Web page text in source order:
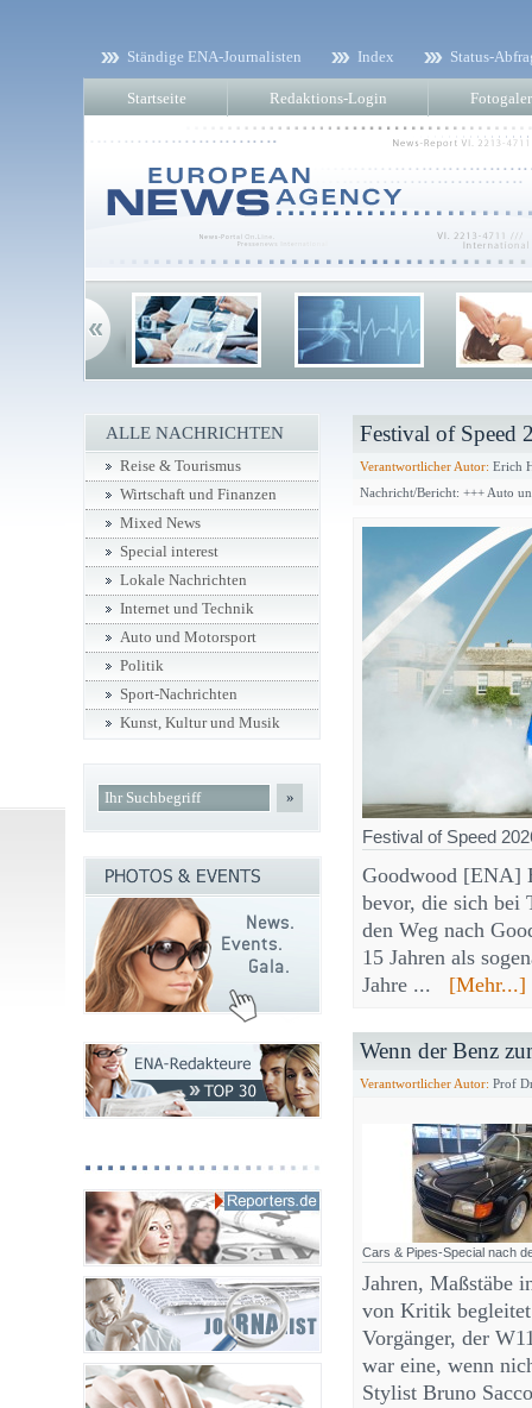
Ständige ENA-Journalisten Index Status-
Startseite Redaktions-Login
Festival of Speed
Verantwortlicher Autor: Erich
Nachricht/Bericht: +++ Auto
Festival of Speed
Goodwood [ENA]
bevor, die sich bei
den Weg nach
15 Jahren als
Jahre ... [Mehr...]
Wenn der Benz
Verantwortlicher Autor: Prof
Cars & Pipes-Special nach
Jahren, Maßstäbe
von Kritik
Vorgänger, der
war eine, wenn
Stylist Bruno
ALLE NACHRICHTEN
Reise & Tourismus
Wirtschaft und Finanzen
Mixed News
Special interest
Lokale Nachrichten
Internet und Technik
Auto und Motorsport
Politik
Sport-Nachrichten
Kunst, Kultur und Musik
»